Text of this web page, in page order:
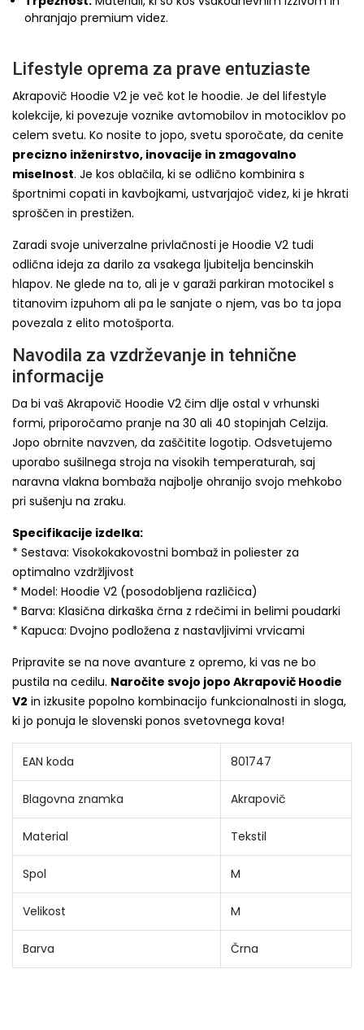
ohranjajo premium videz.
Lifestyle oprema za prave entuziaste
Akrapovič Hoodie V2 je več kot le hoodie. Je del lifestyle
kolekcije, ki povezuje voznike avtomobilov in motociklov po
celem svetu. Ko nosite to jopo, svetu sporočate, da cenite
precizno inženirstvo, inovacije in zmagovalno
miselnost. Je kos oblačila, ki se odlično kombinira s
športnimi copati in kavbojkami, ustvarjajoč videz, ki je hkrati
sproščen in prestižen.
Zaradi svoje univerzalne privlačnosti je Hoodie V2 tudi
odlična ideja za darilo za vsakega ljubitelja bencinskih
hlapov. Ne glede na to, ali je v garaži parkiran motocikel s
titanovim izpuhom ali pa le sanjate o njem, vas bo ta jopa
povezala z elito motošporta.
Navodila za vzdrževanje in tehnične
informacije
Da bi vaš Akrapovič Hoodie V2 čim dlje ostal v vrhunski
formi, priporočamo pranje na 30 ali 40 stopinjah Celzija.
Jopo obrnite navzven, da zaščitite logotip. Odsvetujemo
uporabo sušilnega stroja na visokih temperaturah, saj
naravna vlakna bombaža najbolje ohranijo svojo mehkobo
pri sušenju na zraku.
Specifikacije izdelka:
* Sestava: Visokokakovostni bombaž in poliester za
optimalno vzdržljivost
* Model: Hoodie V2 (posodobljena različica)
* Barva: Klasična dirkaška črna z rdečimi in belimi poudarki
* Kapuca: Dvojno podložena z nastavljivimi vrvicami
Pripravite se na nove avanture z opremo, ki vas ne bo
pustila na cedilu. Naročite svojo jopo Akrapovič Hoodie
V2 in izkusite popolno kombinacijo funkcionalnosti in sloga,
ki jo ponuja le slovenski ponos svetovnega kova!
EAN koda 801747
Blagovna znamka Akrapovič
Material Tekstil
Spol M
Velikost M
Barva Črna